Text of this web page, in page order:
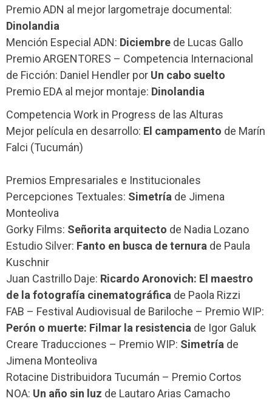
Premio ADN al mejor largometraje documental:
Dinolandia
Mención Especial ADN: Diciembre de Lucas Gallo
Premio ARGENTORES – Competencia Internacional
de Ficción: Daniel Hendler por Un cabo suelto
Premio EDA al mejor montaje: Dinolandia
Competencia Work in Progress de las Alturas
Mejor película en desarrollo: El campamento de Marín
Falci (Tucumán)
Premios Empresariales e Institucionales
Percepciones Textuales: Simetría de Jimena
Monteoliva
Gorky Films: Señorita arquitecto de Nadia Lozano
Estudio Silver: Fanto en busca de ternura de Paula
Kuschnir
Juan Castrillo Daje: Ricardo Aronovich: El maestro
de la fotografía cinematográfica de Paola Rizzi
FAB – Festival Audiovisual de Bariloche – Premio WIP:
Perón o muerte: Filmar la resistencia de Igor Galuk
Creare Traducciones – Premio WIP: Simetría de
Jimena Monteoliva
Rotacine Distribuidora Tucumán – Premio Cortos
NOA: Un año sin luz de Lautaro Arias Camacho